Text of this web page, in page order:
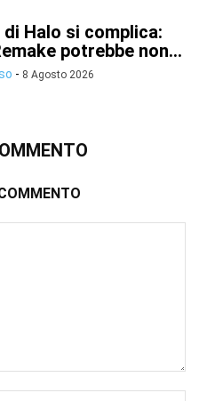
Halo si complica:
potrebbe non...
- 8 Agosto 2026